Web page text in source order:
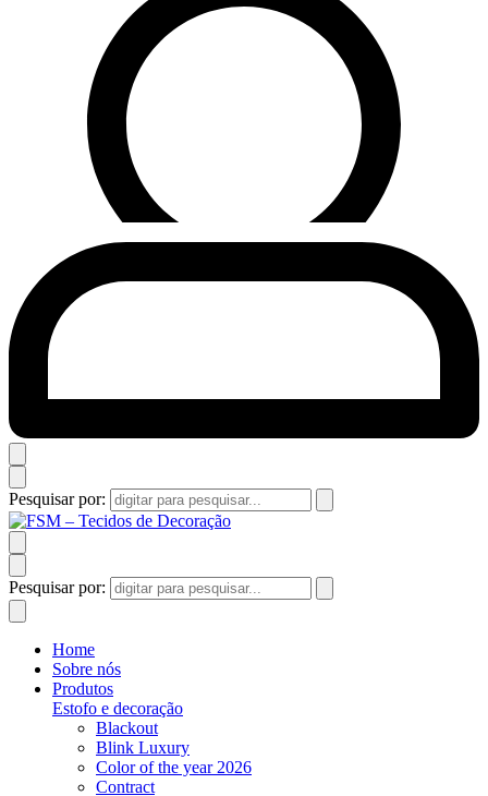
Pesquisar por:
Pesquisar por:
Home
Sobre nós
Produtos
Estofo e decoração
Blackout
Blink Luxury
Color of the year 2026
Contract